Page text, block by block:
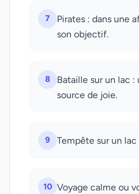
7
Pirates : dans une
son objectif.
8
Bataille sur un lac :
source de joie.
9 Tempête sur un lac
10 Voyage calme ou